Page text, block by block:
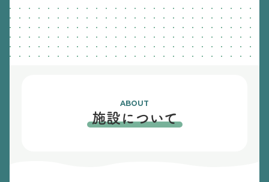
ABOUT
施設について